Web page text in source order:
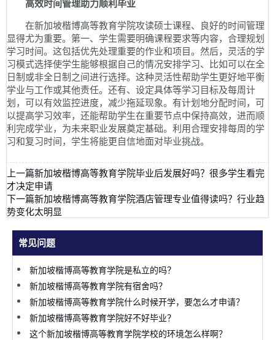
高效时间管理助力顺利毕业
在新加坡楷博高等教育学院攻读硕士课程、良好的时间管理
显得尤为重要。第一、学生需要明确课程要求等内容，合理规划
学习时间。这包括优先处理重要的作业和项目。然后，灵活的学
习模式选择使学生能够根据自己的情况安排学习、比如可以在全
日制或非全日制之间进行选择。这种灵活性帮助学生更好地平衡
学业与工作或其他责任。还有、设定具体等学习目标及每周计
划，可以有效监控进度，减少拖延现象。有计划地分配时间，可
以提高学习效率，还能帮助学生在重要节点中保持高效，进而顺
利完成学业，为未来职业发展奠定基础。利用合理安排每周的学
习和复习时间，学生将能更自信地面对毕业挑战。
上一篇新加坡楷博高等教育学院毕业后发展好吗？很多学生看完
才决定申请
下一篇新加坡楷博高等教育学院酒店管理专业值得读吗？行业趋
势变化太明显
常见问题
新加坡楷博高等教育学院是私立的吗？
新加坡楷博高等教育学院有宿舍吗？
新加坡楷博高等教育学院什么时候开学，要怎么才申请？
新加坡楷博高等教育学院好不好毕业？
这个新加坡楷博高等教育学院学校的环境怎么样啊？